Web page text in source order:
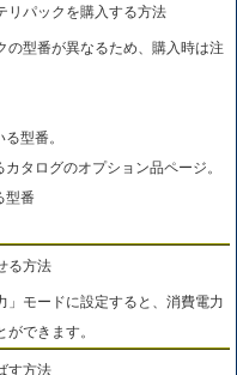
リパックを購入する方法
の型番が異なるため、購入時は注
型番。
タログのオプション品ページ。
型番
る方法
」モードに設定すると、消費電力
できます。
す方法